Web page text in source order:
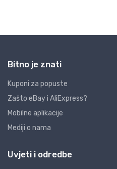
Bitno je znati
Kuponi za popuste
Zašto eBay i AliExpress?
Mobilne aplikacije
Mediji o nama
Uvjeti i odredbe